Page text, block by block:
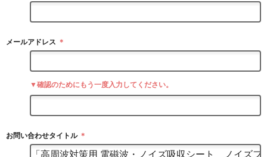
メールアドレス ＊
▼確認のためにもう一度入力してください。
お問い合わせタイトル ＊